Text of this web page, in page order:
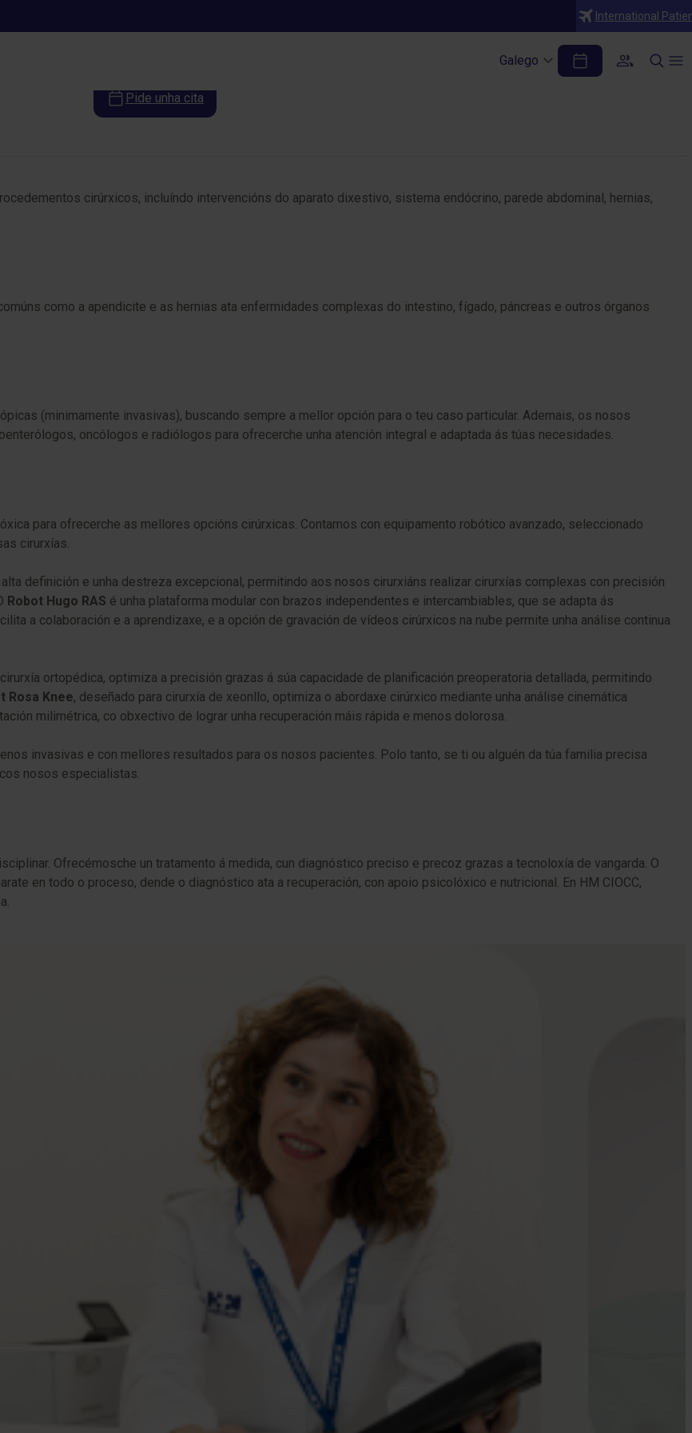
International
Galego
Cirurxía xeral
Pide unha cita
cirúrxicos, incluíndo intervencións do aparato dixestivo, sistema endócrino, parede abdominal, hernias,
como a apendicite e as hernias ata enfermidades complexas do intestino, fígado, páncreas e outros órganos
(minimamente invasivas), buscando sempre a mellor opción para o teu caso particular. Ademais, os nosos
oncólogos e radiólogos para ofrecerche unha atención integral e adaptada ás túas necesidades.
para ofrecerche as mellores opcións cirúrxicas. Contamos con equipamento robótico avanzado, seleccionado
cirurxías.
definición e unha destreza excepcional, permitindo aos nosos cirurxiáns realizar cirurxías complexas con precisión
Robot Hugo RAS é unha plataforma modular con brazos independentes e intercambiables, que se adapta ás
a colaboración e a aprendizaxe, e a opción de gravación de vídeos cirúrxicos na nube permite unha análise continua
ortopédica, optimiza a precisión grazas á súa capacidade de planificación preoperatoria detallada, permitindo
Rosa Knee, deseñado para cirurxía de xeonllo, optimiza o abordaxe cirúrxico mediante unha análise cinemática
milimétrica, co obxectivo de lograr unha recuperación máis rápida e menos dolorosa.
invasivas e con mellores resultados para os nosos pacientes. Polo tanto, se ti ou alguén da túa familia precisa
nosos especialistas.
Ofrecémosche un tratamento á medida, cun diagnóstico preciso e precoz grazas a tecnoloxía de vangarda. O
en todo o proceso, dende o diagnóstico ata a recuperación, con apoio psicolóxico e nutricional. En HM CIOCC,